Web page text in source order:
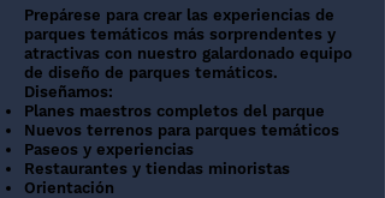
Prepárese para crear las experiencias de
parques temáticos más sorprendentes y
atractivas con nuestro galardonado equipo
de diseño de parques temáticos.
Diseñamos:
Planes maestros completos del parque
Nuevos terrenos para parques temáticos
Paseos y experiencias
Restaurantes y tiendas minoristas
Orientación